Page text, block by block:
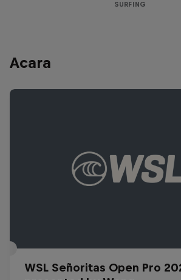
SURFING
Acara
WSL Señoritas Open Pro